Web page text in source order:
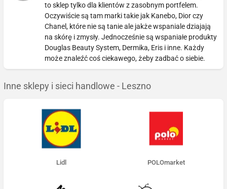
to sklep tylko dla klientów z zasobnym portfelem.
Oczywiście są tam marki takie jak Kanebo, Dior czy
Chanel, które nie są tanie ale jakże wspaniale dziajają
na skórę i zmysły. Jednocześnie są wspaniałe produkty
Douglas Beauty System, Dermika, Eris i inne. Każdy
może znaleźć coś ciekawego, żeby zadbać o siebie.
Inne sklepy i sieci handlowe - Leszno
Lidl POLOmarket